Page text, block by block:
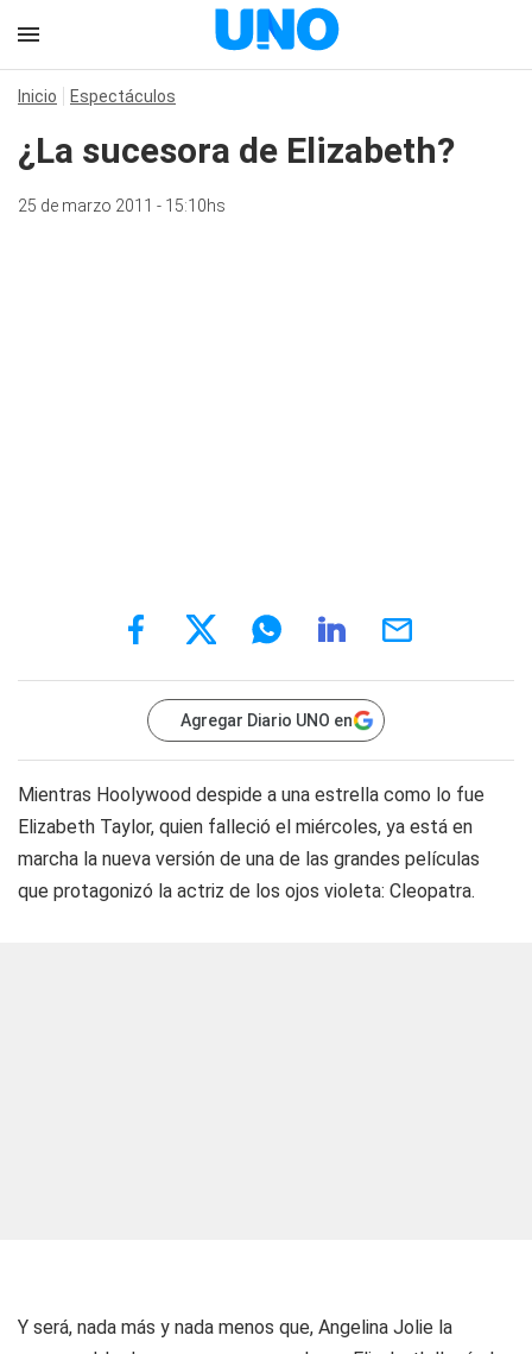
Inicio Espectáculos
¿La sucesora de Elizabeth?
25 de marzo 2011 - 15:10hs
Agregar Diario UNO en
Mientras Hoolywood despide a una estrella como lo fue
Elizabeth Taylor, quien falleció el miércoles, ya está en
marcha la nueva versión de una de las grandes películas
que protagonizó la actriz de los ojos violeta: Cleopatra.
Y será, nada más y nada menos que, Angelina Jolie la